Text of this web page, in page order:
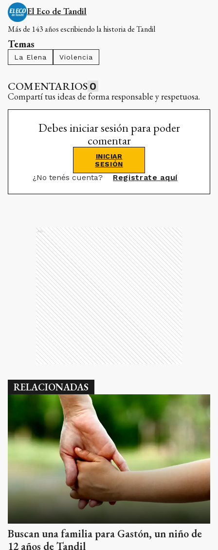
El Eco de Tandil
Más de 143 años escribiendo la historia de Tandil
Temas
La Elena Violencia
COMENTARIOS 0
Compartí tus ideas de forma responsable y respetuosa.
Debes iniciar sesión para poder
comentar
INICIAR
SESIÓN
¿No tenés cuenta? Registrate aquí
Ads
RELACIONADAS
Buscan una familia para Gastón, un niño de
12 años de Tandil